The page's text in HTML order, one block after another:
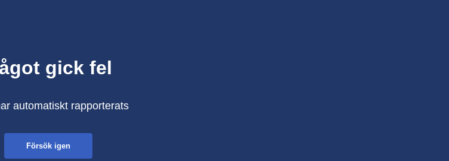
gick fel
automatiskt rapporterats
Försök igen